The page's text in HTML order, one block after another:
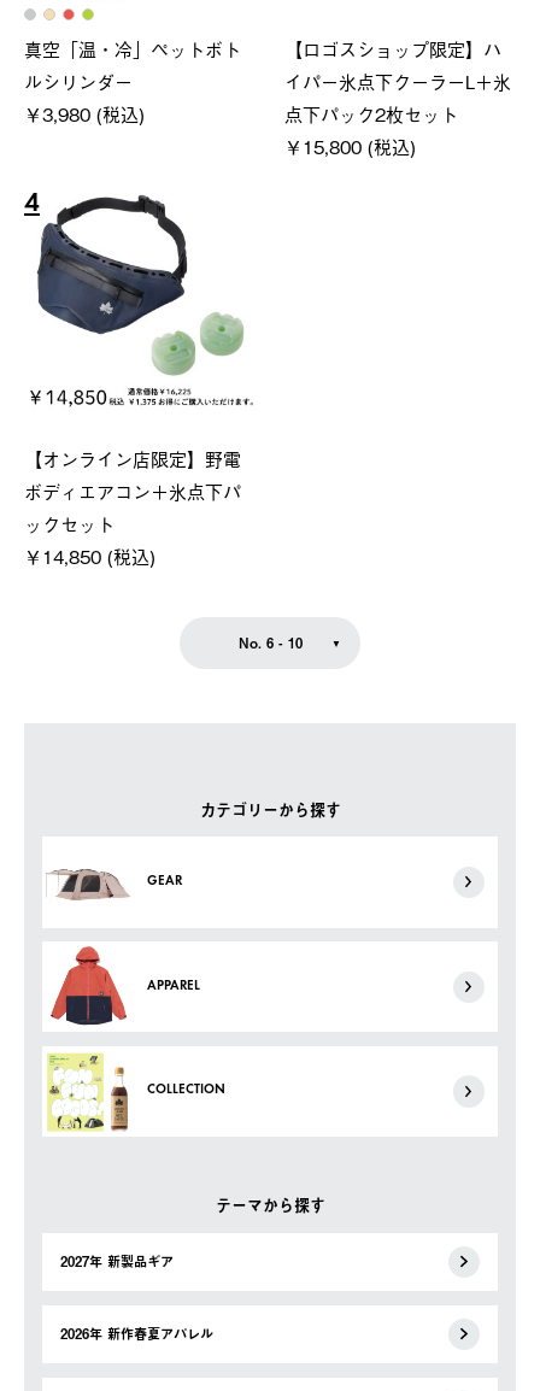
カテゴリーから探す
GEAR
APPAREL
COLLECTION
テーマから探す
2027年 新製品ギア
2026年 新作春夏アパレル
真空「温・冷」ペットボト
ルシリンダー
￥3,980 (税込)
【ロゴスショップ限定】ハ
イパー氷点下クーラーL＋氷
点下パック2枚セット
￥15,800 (税込)
4
【オンライン店限定】野電
ボディエアコン＋氷点下パ
ックセット
￥14,850 (税込)
No. 6 - 10